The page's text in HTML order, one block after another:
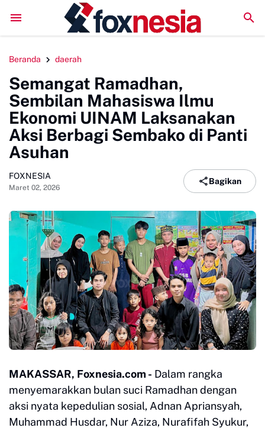
Iin Afliani Kader Terbaik HMI Sulselbar Ditetapkan Sebagai
Beranda daerah
Semangat Ramadhan,
Sembilan Mahasiswa Ilmu
Ekonomi UINAM Laksanakan
Aksi Berbagi Sembako di Panti
Asuhan
FOXNESIA
Maret 02, 2026
Bagikan
MAKASSAR, Foxnesia.com - Dalam rangka
menyemarakkan bulan suci Ramadhan dengan
aksi nyata kepedulian sosial, Adnan Apriansyah,
Muhammad Husdar, Nur Aziza, Nurafifah Syukur,